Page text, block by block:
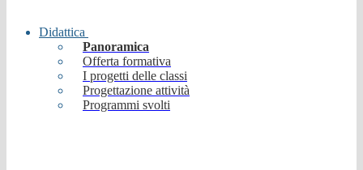
Didattica
Panoramica
Offerta formativa
I progetti delle classi
Progettazione attività
Programmi svolti